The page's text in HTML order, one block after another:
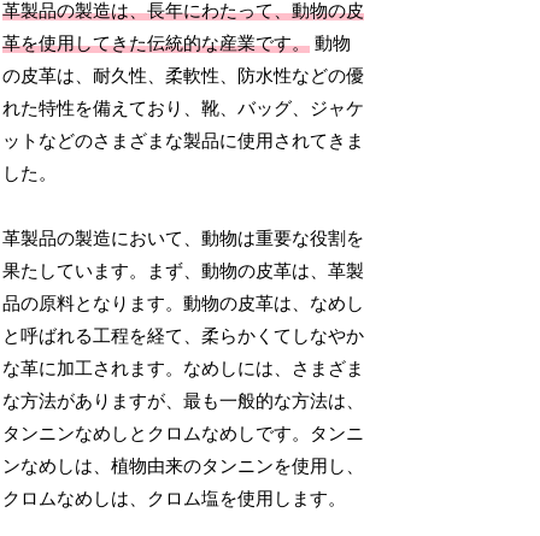
革製品の製造は、長年にわたって、動物の皮
革を使用してきた伝統的な産業です。 動物
の皮革は、耐久性、柔軟性、防水性などの優
れた特性を備えており、靴、バッグ、ジャケ
ットなどのさまざまな製品に使用されてきま
した。
革製品の製造において、動物は重要な役割を
果たしています。まず、動物の皮革は、革製
品の原料となります。動物の皮革は、なめし
と呼ばれる工程を経て、柔らかくてしなやか
な革に加工されます。なめしには、さまざま
な方法がありますが、最も一般的な方法は、
タンニンなめしとクロムなめしです。タンニ
ンなめしは、植物由来のタンニンを使用し、
クロムなめしは、クロム塩を使用します。